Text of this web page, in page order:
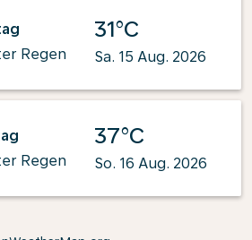
Regen
31°C
Sa. 15 Aug. 2026
Regen
37°C
So. 16 Aug. 2026